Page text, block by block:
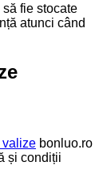
fie stocate
atunci când
valize bonluo.ro
și condiții